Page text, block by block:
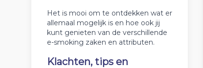
Het is mooi om te ontdekken wat er
allemaal mogelijk is en hoe ook jij
kunt genieten van de verschillende
e-smoking zaken en attributen.
Klachten, tips en